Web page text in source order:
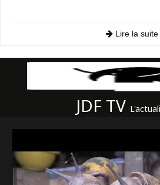
Lire la suite
JDF TV